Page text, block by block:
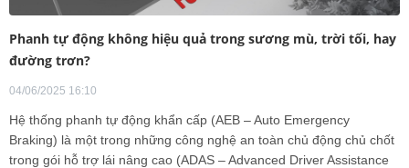
Phanh tự động không hiệu quả trong sương mù, trời tối, hay
đường trơn?
04/06/2025 16:10
Hệ thống phanh tự động khẩn cấp (AEB – Auto Emergency
Braking) là một trong những công nghệ an toàn chủ động chủ chốt
trong gói hỗ trợ lái nâng cao (ADAS – Advanced Driver Assistance